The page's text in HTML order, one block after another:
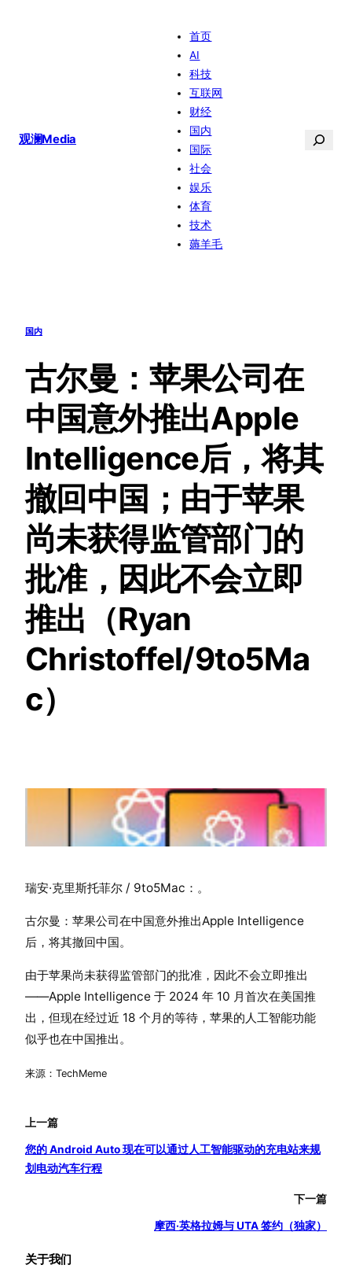
观澜Media
首页
AI
科技
互联网
财经
国内
国际
社会
娱乐
体育
技术
薅羊毛
搜
国内
古尔曼：苹果公司在
中国意外推出Apple
Intelligence后，将其
撤回中国；由于苹果
尚未获得监管部门的
批准，因此不会立即
推出（Ryan
Christoffel/9to5Ma
c）
瑞安·克里斯托菲尔 / 9to5Mac：。
古尔曼：苹果公司在中国意外推出Apple Intelligence
后，将其撤回中国。
由于苹果尚未获得监管部门的批准，因此不会立即推出
——Apple Intelligence 于 2024 年 10 月首次在美国推
出，但现在经过近 18 个月的等待，苹果的人工智能功能
似乎也在中国推出。
来源：TechMeme
上一篇
您的 Android Auto 现在可以通过人工智能驱动的充电站来规
划电动汽车行程
下一篇
摩西·英格拉姆与 UTA 签约（独家）
关于我们